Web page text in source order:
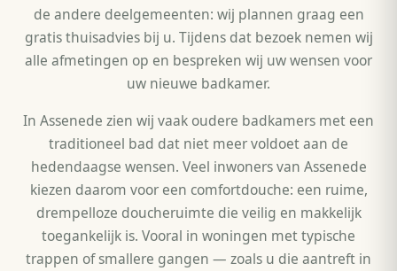
de andere deelgemeenten: wij plannen graag een
gratis thuisadvies bij u. Tijdens dat bezoek nemen wij
alle afmetingen op en bespreken wij uw wensen voor
uw nieuwe badkamer.
In Assenede zien wij vaak oudere badkamers met een
traditioneel bad dat niet meer voldoet aan de
hedendaagse wensen. Veel inwoners van Assenede
kiezen daarom voor een comfortdouche: een ruime,
drempelloze doucheruimte die veilig en makkelijk
toegankelijk is. Vooral in woningen met typische
trappen of smallere gangen — zoals u die aantreft in